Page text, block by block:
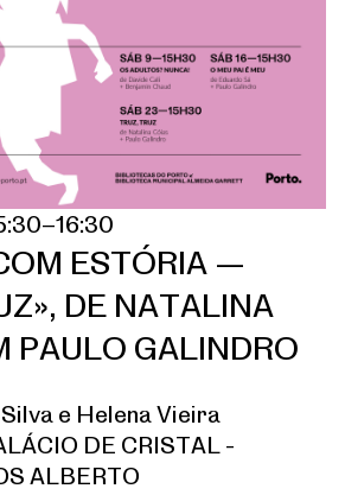
ESTÓRIA —
DE NATALINA
PAULO GALINDRO
e Helena Vieira
DE CRISTAL -
ALBERTO